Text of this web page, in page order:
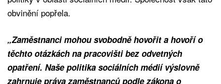
obvinění popřela.
„Zaměstnanci mohou svobodně hovořit a hovoří o
těchto otázkách na pracovišti bez odvetných
opatření. Naše politika sociálních médií výslovně
zahrnuje práva zaměstnanců podle zákona o